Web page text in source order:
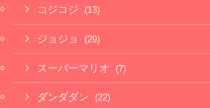
コジコジ (13)
ジョジョ (29)
スーパーマリオ (7)
ダンダダン (22)